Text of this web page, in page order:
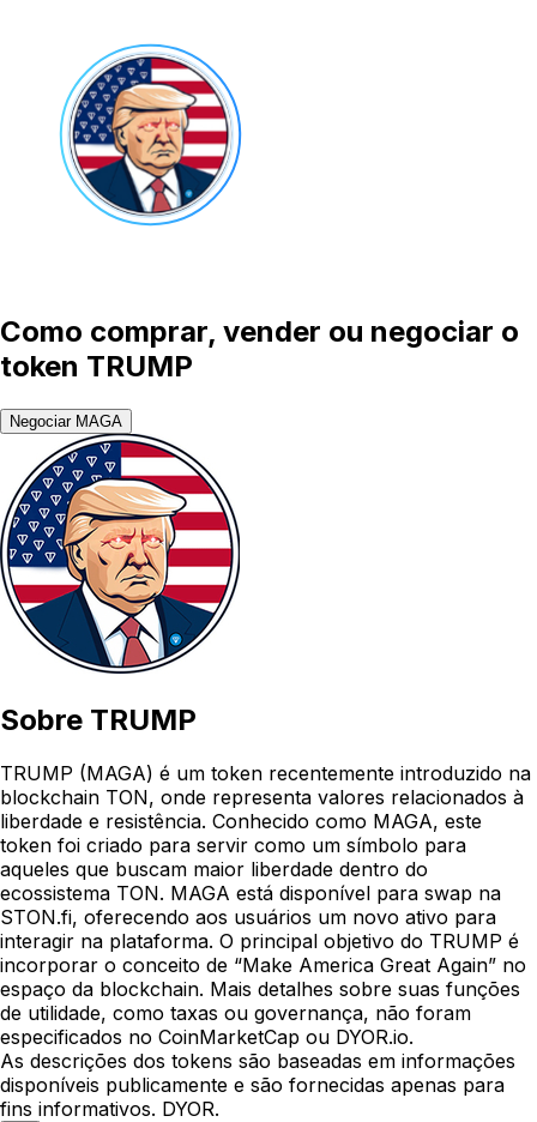
Como comprar, vender ou negociar o
token TRUMP
Negociar MAGA
Sobre TRUMP
TRUMP (MAGA) é um token recentemente introduzido na
blockchain TON, onde representa valores relacionados à
liberdade e resistência. Conhecido como MAGA, este
token foi criado para servir como um símbolo para
aqueles que buscam maior liberdade dentro do
ecossistema TON. MAGA está disponível para swap na
STON.fi, oferecendo aos usuários um novo ativo para
interagir na plataforma. O principal objetivo do TRUMP é
incorporar o conceito de “Make America Great Again” no
espaço da blockchain. Mais detalhes sobre suas funções
de utilidade, como taxas ou governança, não foram
especificados no CoinMarketCap ou DYOR.io.
As descrições dos tokens são baseadas em informações
disponíveis publicamente e são fornecidas apenas para
fins informativos. DYOR.